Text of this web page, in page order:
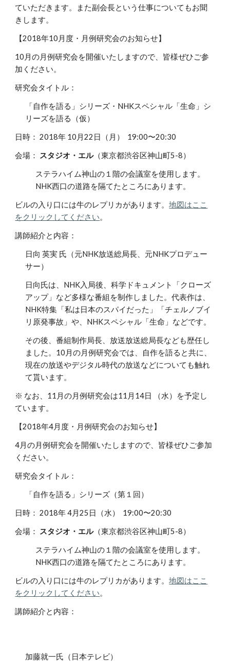
ていただきます。また副会長という仕事についてもお聞
きします。
【2018年10月度・月例研究会のお知らせ】
10月の月例研究会を開催いたしますので、皆様ぜひご参
加ください。
研究会タイトル：
「自作を語る」シリーズ・NHKスペシャル「生命」シ
リーズを語る（仮）
日時： 2018年 10月22日（月） 19:00〜20:30
会場： スタジオ・エル（東京都渋谷区神山町5-8）
ステラハイム神山の１階の会議室を使用します。
NHK西口の道路を隔てたところにあります。
ビルの入り口には牛のレプリカがあります。地図はここ
をクリックしてください。
講師紹介と内容：
日向 英実 氏（元NHK放送総局長、元NHKプロデュー
サー）
日向氏は、NHK入局後、科学ドキュメント「クローズ
アップ」など多様な番組を制作しました。代表作は、
NHK特集「私は日本のスパイだった」「チェルノブイ
リ原発事故」や、NHKスペシャル「生命」などです。
その後、番組制作局長、放送放送総局長なども歴任し
ました。10月の月例研究会では、自作を語ると共に、
現在の放送やデジタル時代の放送などについても触れ
て貰います。
※ なお、11月の月例研究会は11月14日 （水）を予定し
ています。
【2018年4月度・月例研究会のお知らせ】
4月の月例研究会を開催いたしますので、皆様ぜひご参加
ください。
研究会タイトル：
「自作を語る」シリーズ（第１回）
日時： 2018年 4月25日（水） 19:00〜20:30
会場： スタジオ・エル（東京都渋谷区神山町5-8）
ステラハイム神山の１階の会議室を使用します。
NHK西口の道路を隔てたところにあります。
ビルの入り口には牛のレプリカがあります。地図はここ
をクリックしてください。
講師紹介と内容：
加藤就一氏（日本テレビ）